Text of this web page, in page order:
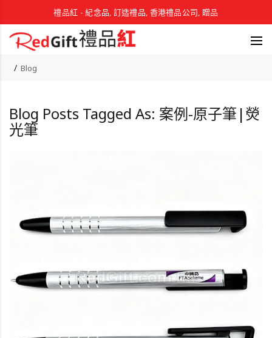
禮品紅 - 紀念品, 訂造禮品, 香港禮品公司, 贈品
Blog
Blog Posts Tagged As: 案例-原子筆|熒
光筆